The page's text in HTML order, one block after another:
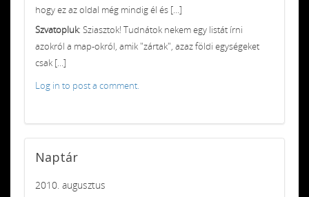
hogy ez az oldal még mindig él és [...]
Szvatopluk: Sziasztok! Tudnátok nekem egy listát írni
azokról a map-okról, amik "zártak", azaz földi egységeket
csak [...]
Log in to post a comment.
Naptár
2010. augusztus